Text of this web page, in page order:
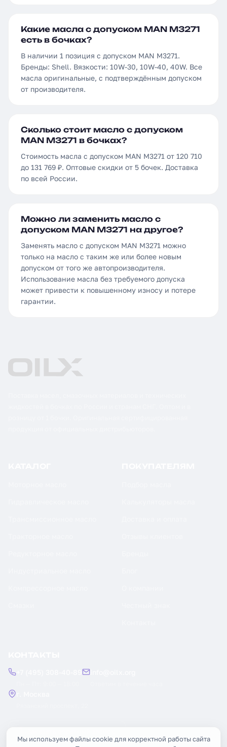
Какие масла с допуском MAN M3271
есть в бочках?
В наличии 1 позиция с допуском MAN M3271.
Бренды: Shell. Вязкости: 10W-30, 10W-40, 40W. Все
масла оригинальные, с подтверждённым допуском
от производителя.
Сколько стоит масло с допуском
MAN M3271 в бочках?
Стоимость масла с допуском MAN M3271 от 120 710
до 131 769 ₽. Оптовые скидки от 5 бочек. Доставка
по всей России.
Можно ли заменить масло с
допуском MAN M3271 на другое?
Заменять масло с допуском MAN M3271 можно
только на масло с таким же или более новым
допуском от того же автопроизводителя.
Использование масла без требуемого допуска
может привести к повышенному износу и потере
гарантии.
Мы используем файлы cookie для корректной работы сайта